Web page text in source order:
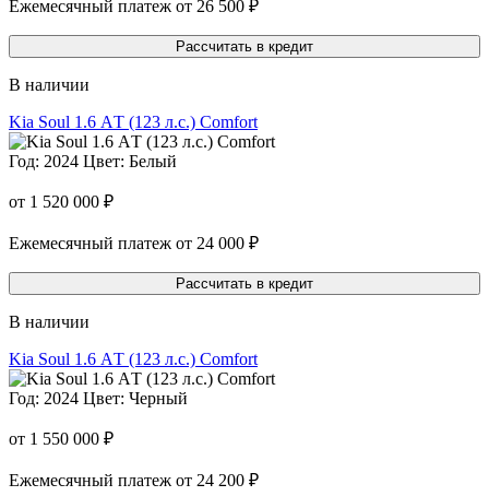
Ежемесячный платеж от 26 500 ₽
Рассчитать в кредит
В наличии
Kia Soul 1.6 АT (123 л.с.) Comfort
Год: 2024 Цвет: Белый
от 1 520 000 ₽
Ежемесячный платеж от 24 000 ₽
Рассчитать в кредит
В наличии
Kia Soul 1.6 АT (123 л.с.) Comfort
Год: 2024 Цвет: Черный
от 1 550 000 ₽
Ежемесячный платеж от 24 200 ₽